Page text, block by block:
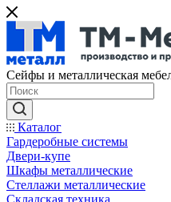
Сейфы и металлическая
Каталог
Гардеробные системы
Двери-купе
Шкафы металлические
Стеллажи металлические
Складская техника